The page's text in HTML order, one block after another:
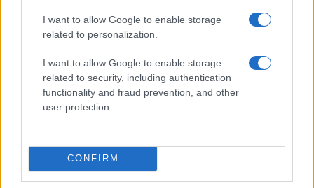
I want to allow Google to enable storage
related to personalization.
I want to allow Google to enable storage
related to security, including authentication
functionality and fraud prevention, and other
user protection.
CONFIRM
Lamezia International Film Fest: arte e cultura si
incontrano in Calabria
PIÙ LETTI